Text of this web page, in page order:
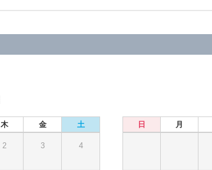
木 金 土
2 3 4
日 月